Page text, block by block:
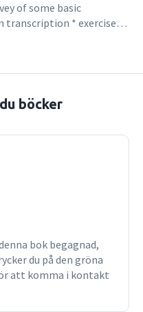
of some basic
transcription * exercises
lists of difficult words * a
are also available
böcker
bok begagnad,
du på den gröna
att komma i kontakt